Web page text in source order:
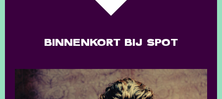
BINNENKORT BIJ SPOT